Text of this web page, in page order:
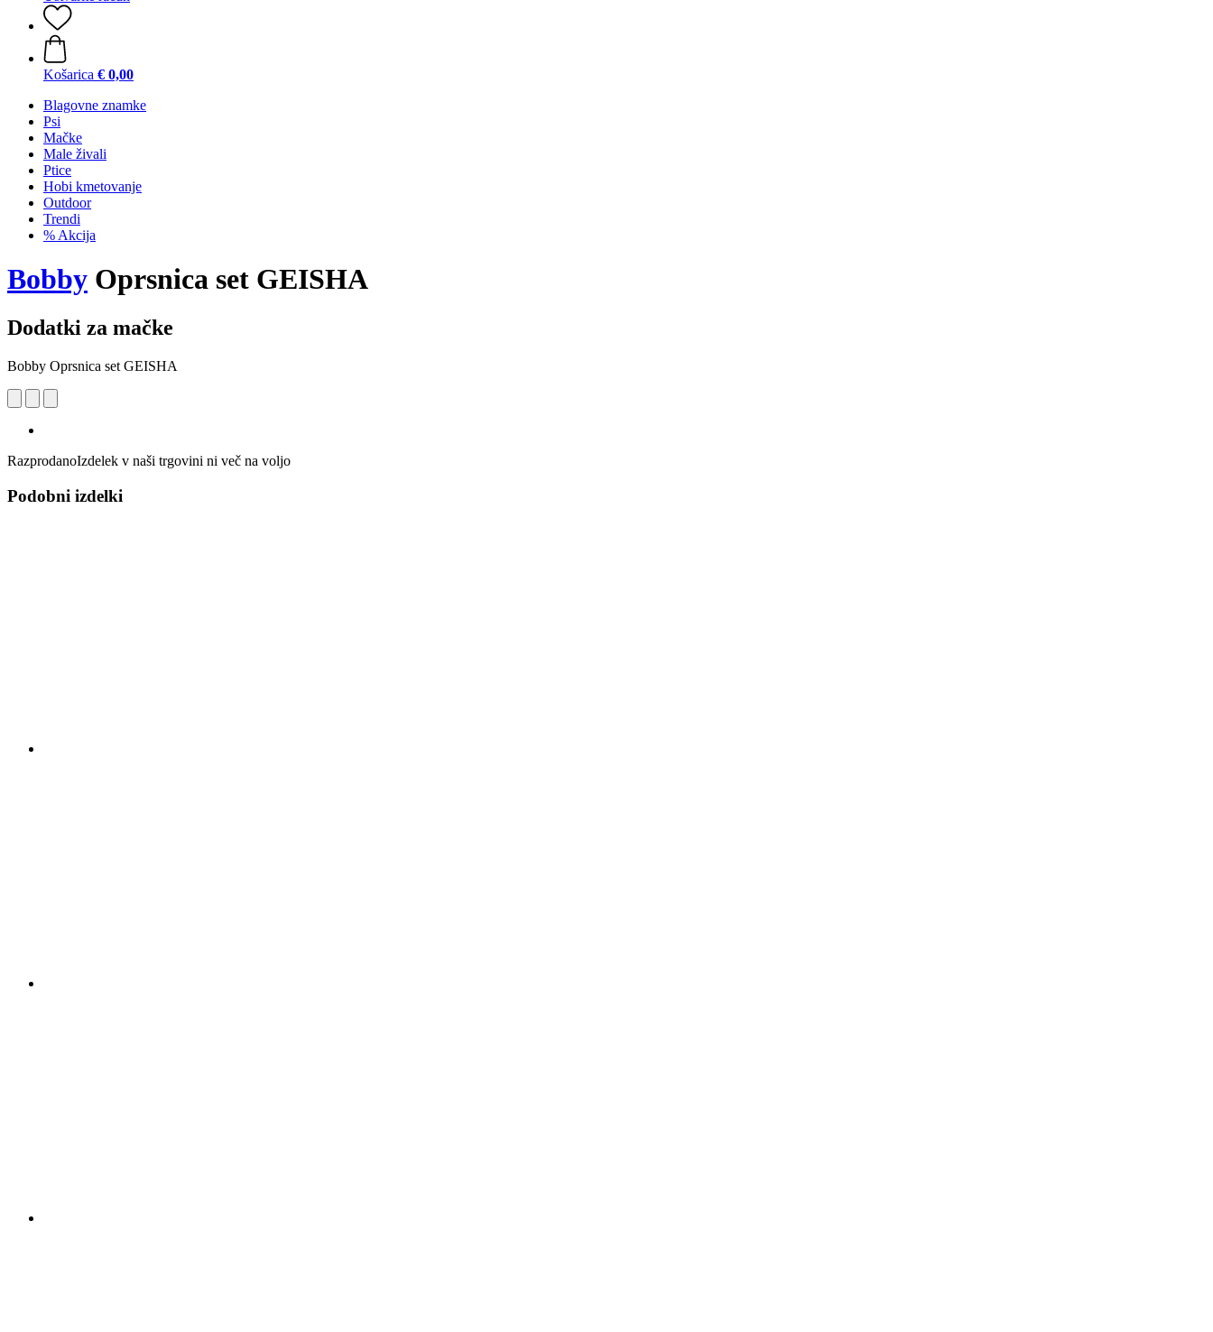
Košarica € 0,00
Blagovne znamke
Psi
Mačke
Male živali
Ptice
Hobi kmetovanje
Outdoor
Trendi
% Akcija
Bobby Oprsnica set GEISHA
Dodatki za mačke
Bobby Oprsnica set GEISHA
RazprodanoIzdelek v naši trgovini ni več na voljo
Podobni izdelki